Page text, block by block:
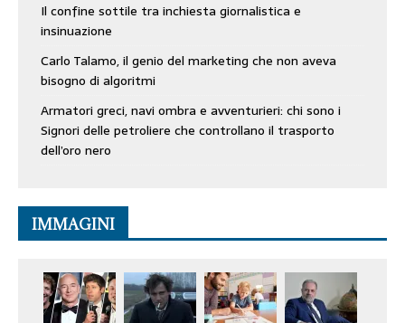
Il confine sottile tra inchiesta giornalistica e
insinuazione
Carlo Talamo, il genio del marketing che non aveva
bisogno di algoritmi
Armatori greci, navi ombra e avventurieri: chi sono i
Signori delle petroliere che controllano il trasporto
dell’oro nero
IMMAGINI